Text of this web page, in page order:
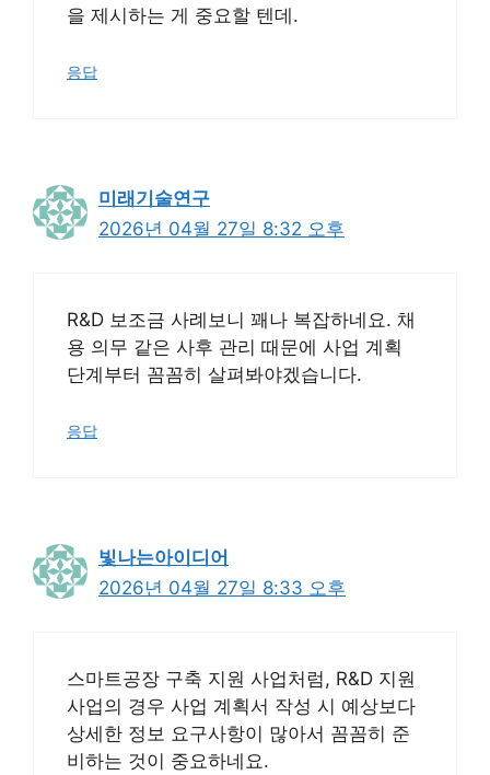
을 제시하는 게 중요할 텐데.
응답
미래기술연구
2026년 04월 27일 8:32 오후
R&D 보조금 사례보니 꽤나 복잡하네요. 채
용 의무 같은 사후 관리 때문에 사업 계획
단계부터 꼼꼼히 살펴봐야겠습니다.
응답
빛나는아이디어
2026년 04월 27일 8:33 오후
스마트공장 구축 지원 사업처럼, R&D 지원
사업의 경우 사업 계획서 작성 시 예상보다
상세한 정보 요구사항이 많아서 꼼꼼히 준
비하는 것이 중요하네요.